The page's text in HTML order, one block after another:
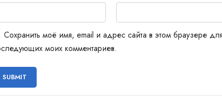
Сохранить моё имя, email и адрес сайта в этом браузере
моих комментариев.